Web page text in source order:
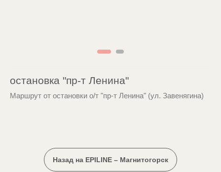
остановка "пр-т Ленина"
Маршрут от остановки о/т "пр-т Ленина" (ул. Завенягина)
Назад на EPILINE – Магнитогорск